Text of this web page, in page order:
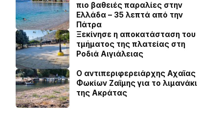
πιο βαθειές παραλίες στην
Ελλάδα – 35 λεπτά από την
Πάτρα
Ξεκίνησε η αποκατάσταση του
τμήματος της πλατείας στη
Ροδιά Αιγιάλειας
O αντιπεριφερειάρχης Αχαϊας
Φωκίων Ζαϊμης για το λιμανάκι
της Ακράτας